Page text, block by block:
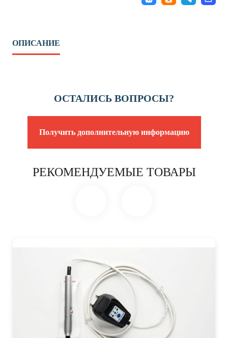
ОПИСАНИЕ
ОСТАЛИСЬ ВОПРОСЫ?
Получить дополнительную информацию
РЕКОМЕНДУЕМЫЕ ТОВАРЫ